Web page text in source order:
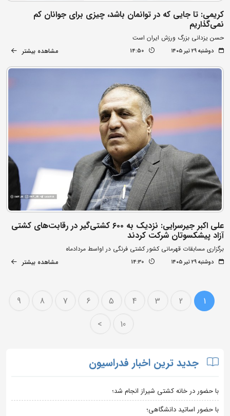
کریمی: تا جایی که در توانمان باشد، چیزی برای جوانان کم
نمی‌گذاریم
حسن یزدانی بزرگ ورزش ایران است
دوشنبه ۲۹ تیر ۱۴۰۵ 14:50 مشاهده بیشتر
علی اکبر جیرسرایی: نزدیک به ۶۰۰ کشتی‌گیر در رقابت‌های کشتی
آزاد پیشکسوتان شرکت کردند
برگزاری مسابقات قهرمانی کشور کشتی فرنگی در اواسط مردادماه
دوشنبه ۲۹ تیر ۱۴۰۵ 14:30 مشاهده بیشتر
1
2
3
4
5
6
7
8
9
10
>
جدید ترین اخبار فدراسیون
با حضور در خانه کشتی شیراز انجام شد؛
با حضور اساتید دانشگاهی؛